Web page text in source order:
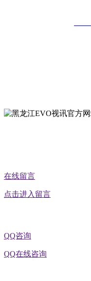
在线留言
点击进入留言
QQ咨询
QQ在线咨询